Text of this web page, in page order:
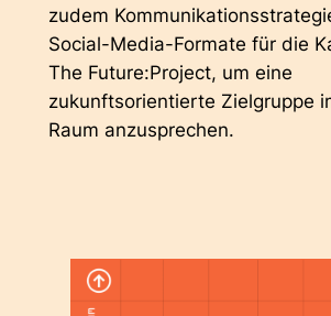
zudem
Social-Media-Formate für die
The Future:Project, um eine
zukunftsorientierte Zielgruppe
Raum anzusprechen.